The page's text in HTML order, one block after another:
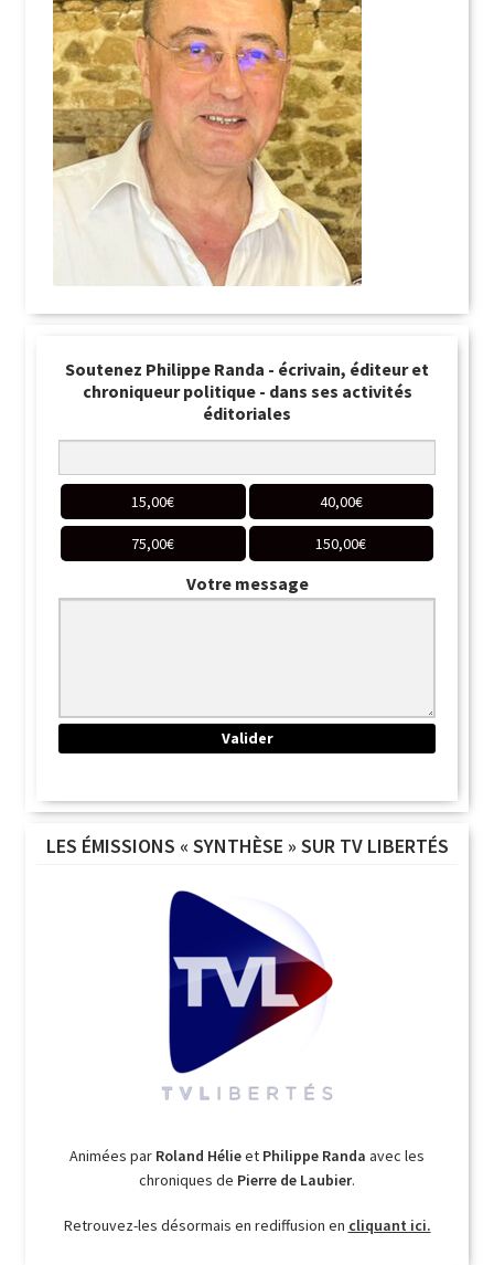
Soutenez Philippe Randa - écrivain, éditeur et
chroniqueur politique - dans ses activités
éditoriales
15,00€ 40,00€
75,00€ 150,00€
Votre message
LES ÉMISSIONS « SYNTHÈSE » SUR TV LIBERTÉS
Animées par Roland Hélieet Philippe Randa avec les
chroniques de Pierre de Laubier.
Retrouvez-les désormais en rediffusion en cliquant ici.